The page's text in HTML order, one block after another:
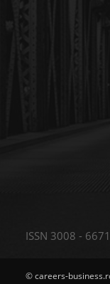
ISSN 3008 -
© careers-